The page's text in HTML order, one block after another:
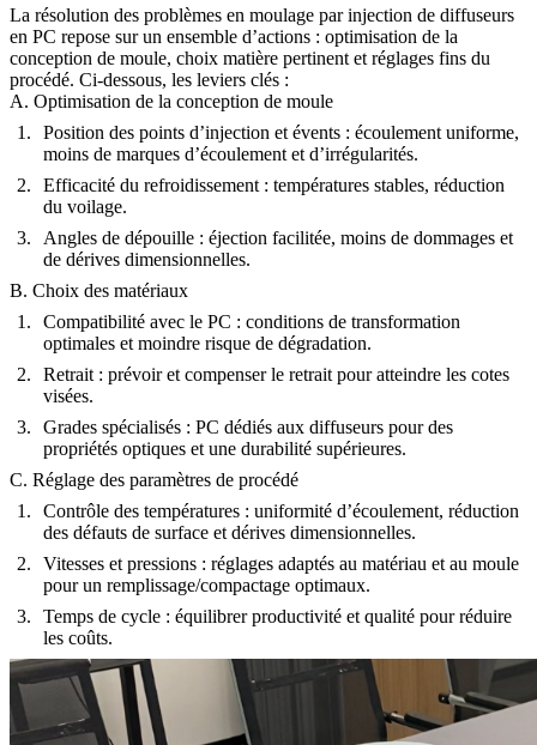
La résolution des problèmes en moulage par injection de diffuseurs
en PC repose sur un ensemble d’actions : optimisation de la
conception de moule, choix matière pertinent et réglages fins du
procédé. Ci-dessous, les leviers clés :
A. Optimisation de la conception de moule
Position des points d’injection et évents : écoulement uniforme,
moins de marques d’écoulement et d’irrégularités.
Efficacité du refroidissement : températures stables, réduction
du voilage.
Angles de dépouille : éjection facilitée, moins de dommages et
de dérives dimensionnelles.
B. Choix des matériaux
Compatibilité avec le PC : conditions de transformation
optimales et moindre risque de dégradation.
Retrait : prévoir et compenser le retrait pour atteindre les cotes
visées.
Grades spécialisés : PC dédiés aux diffuseurs pour des
propriétés optiques et une durabilité supérieures.
C. Réglage des paramètres de procédé
Contrôle des températures : uniformité d’écoulement, réduction
des défauts de surface et dérives dimensionnelles.
Vitesses et pressions : réglages adaptés au matériau et au moule
pour un remplissage/compactage optimaux.
Temps de cycle : équilibrer productivité et qualité pour réduire
les coûts.